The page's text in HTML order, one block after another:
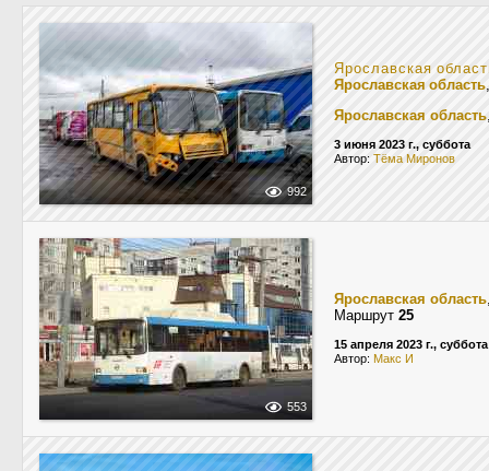
992
Ярославская
Ярославская область
Ярославская область
3 июня 2023 г., суббота
Автор: Тёма Миронов
553
Ярославская область
Маршрут 25
15 апреля 2023 г., суббота
Автор: Макс И